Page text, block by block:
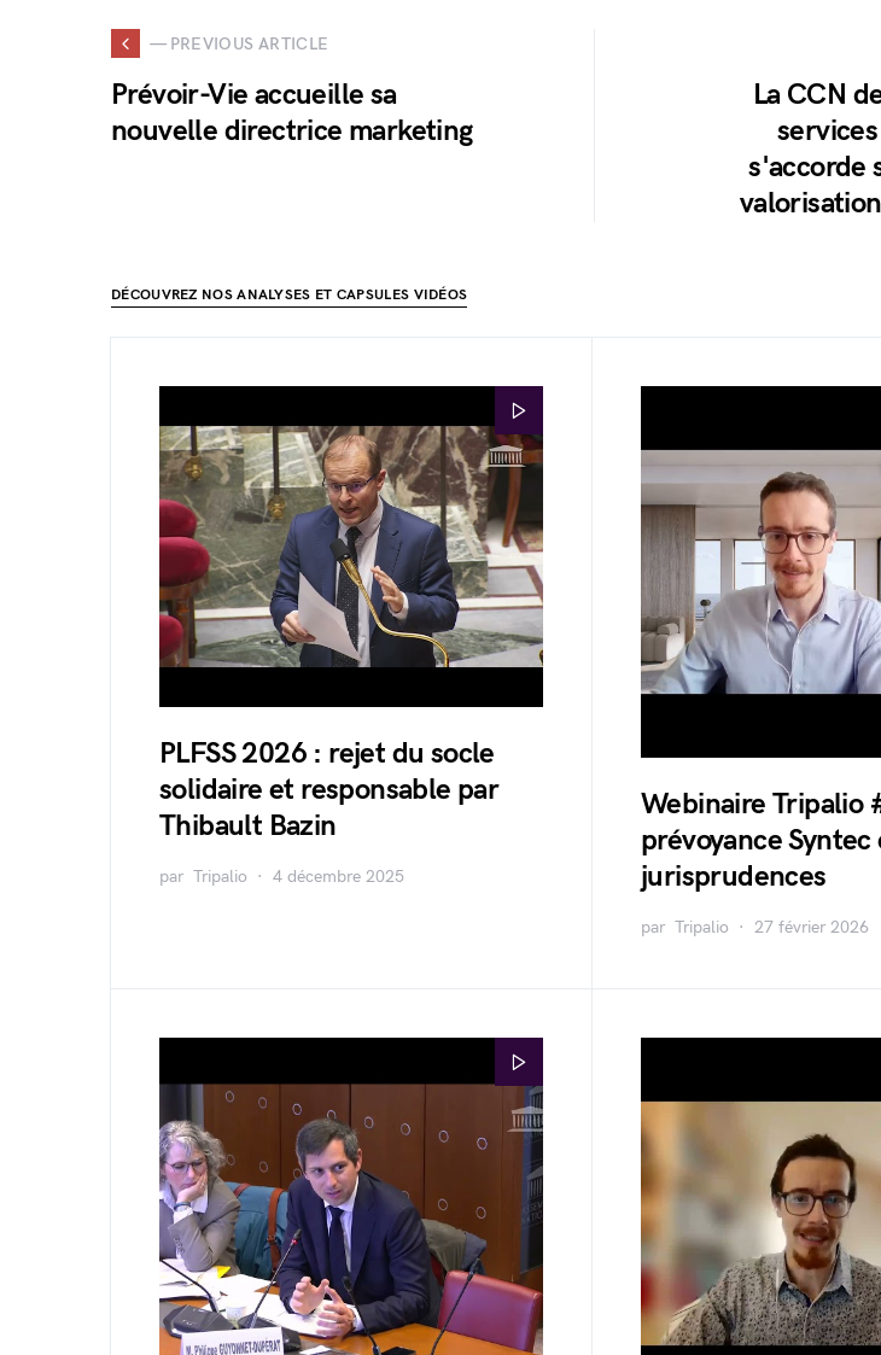
— PREVIOUS ARTICLE
Prévoir-Vie accueille sa
nouvelle directrice marketing
La CCN
s'accorde
DÉCOUVREZ NOS ANALYSES ET CAPSULES VIDÉOS
PLFSS 2026 : rejet du socle
solidaire et responsable par
Thibault Bazin
par Tripalio 4 décembre 2025
Webinaire Tripalio
prévoyance
jurisprudences
par Tripalio 27 février 2026